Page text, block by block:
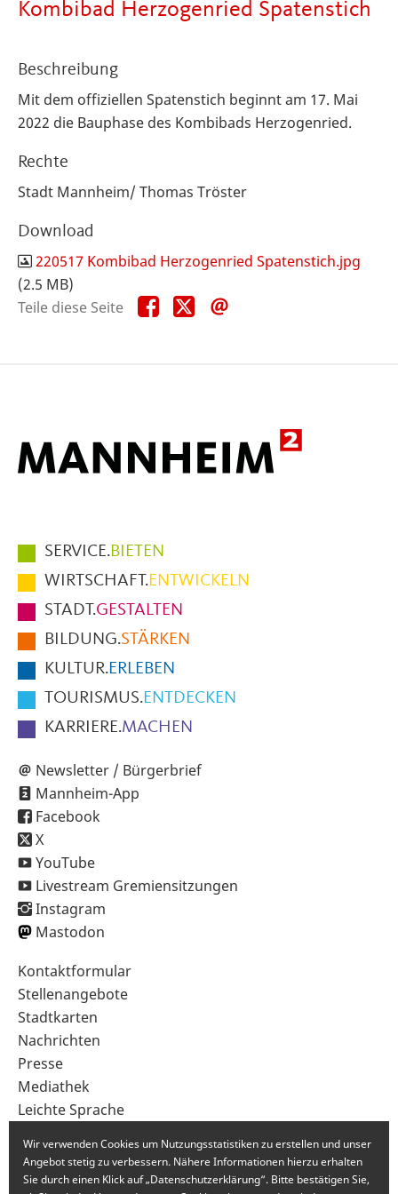
Kombibad Herzogenried Spatenstich
Beschreibung
Mit dem offiziellen Spatenstich beginnt am 17. Mai
2022 die Bauphase des Kombibads Herzogenried.
Rechte
Stadt Mannheim/ Thomas Tröster
Download
220517 Kombibad Herzogenried Spatenstich.jpg
(2.5 MB)
Teile diese Seite
Teile
diese
Teile
diese
Hauptmenüpunkte
im
Fußbereich
der
Seite
SERVICE.BIETEN
WIRTSCHAFT.ENTWICKELN
STADT.GESTALTEN
BILDUNG.STÄRKEN
KULTUR.ERLEBEN
TOURISMUS.ENTDECKEN
KARRIERE.MACHEN
Newsletter / Bürgerbrief
Mannheim-App
Facebook
X
YouTube
Livestream Gremiensitzungen
Instagram
Mastodon
Sekundärnavigation
im
Fußbereich
Kontaktformular
Stellenangebote
Stadtkarten
Nachrichten
Presse
Mediathek
Leichte Sprache
Wir verwenden Cookies um Nutzungsstatistiken zu erstellen und unser
Angebot stetig zu verbessern. Nähere Informationen hierzu erhalten
Sie durch einen Klick auf „Datenschutzerklärung“. Bitte bestätigen Sie,